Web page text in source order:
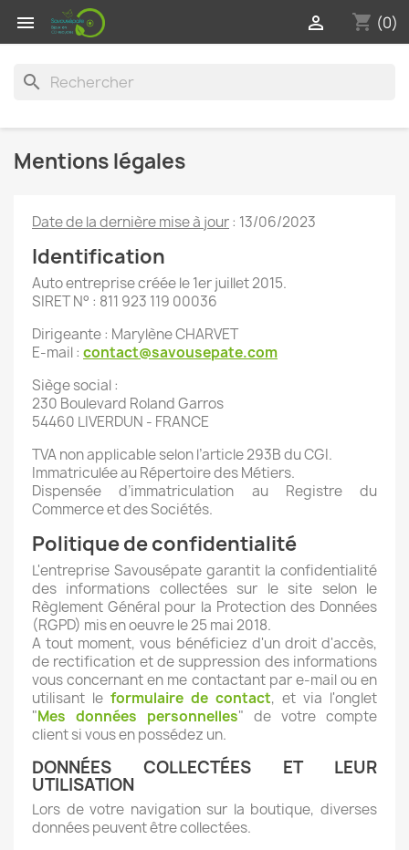
 shopping_cart (0)

search
Mentions légales
Date de la dernière mise à jour: 13/06/2023
Identification
Auto entreprise créée le 1er juillet 2015.
SIRET N° : 811 923 119 00036
Dirigeante : Marylène CHARVET
E-mail : contact@savousepate.com
Siège social :
230 Boulevard Roland Garros
54460 LIVERDUN - FRANCE
TVA non applicable selon l’article 293B du CGI.
Immatriculée au Répertoire des Métiers.
Dispensée d’immatriculation au Registre du
Commerce et des Sociétés.
Politique de confidentialité
L'entreprise Savousépate garantit la confidentialité
des informations collectées sur le site selon le
Règlement Général pour la Protection des Données
(RGPD) mis en oeuvre le 25 mai 2018.
A tout moment, vous bénéficiez d'un droit d'accès,
de rectification et de suppression des informations
vous concernant en me contactant par e-mail ou en
utilisant le formulaire de contact, et via l'onglet
"Mes données personnelles" de votre compte
client si vous en possédez un.
DONNÉES COLLECTÉES ET LEUR
UTILISATION
Lors de votre navigation sur la boutique, diverses
données peuvent être collectées.